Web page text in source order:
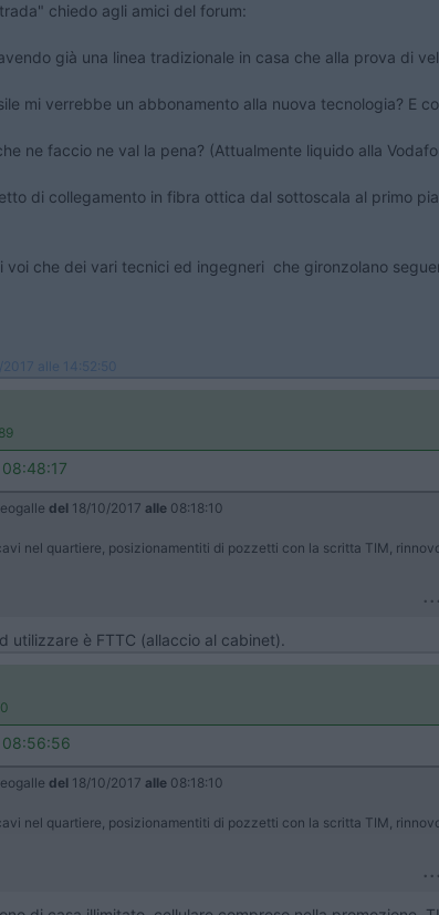
chiedo agli amici del forum:
già una linea tradizionale in casa che alla prova
mi verrebbe un abbonamento alla nuova tecnologia? E
ne faccio ne val la pena? (Attualmente liquido alla
di collegamento in fibra ottica dal sottoscala al primo
che dei vari tecnici ed ingegneri che gironzolano
alle 14:52:50
08:48:17
del 18/10/2017 alle 08:18:10
nel quartiere, posizionamentiti di pozzetti con la scritta TIM,
...
utilizzare è FTTC (allaccio al cabinet).
08:56:56
del 18/10/2017 alle 08:18:10
nel quartiere, posizionamentiti di pozzetti con la scritta TIM,
...